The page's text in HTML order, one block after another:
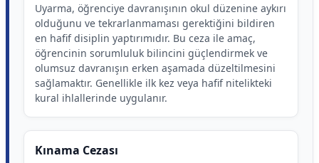
Uyarma, öğrenciye davranışının okul düzenine aykırı
olduğunu ve tekrarlanmaması gerektiğini bildiren
en hafif disiplin yaptırımıdır. Bu ceza ile amaç,
öğrencinin sorumluluk bilincini güçlendirmek ve
olumsuz davranışın erken aşamada düzeltilmesini
sağlamaktır. Genellikle ilk kez veya hafif nitelikteki
kural ihlallerinde uygulanır.
Kınama Cezası